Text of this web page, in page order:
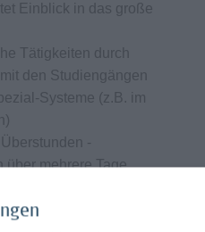
Einblick in das große
Tätigkeiten durch
den Studiengängen
Systeme (z.B. im
-
über mehrere Tage
durchgehendem